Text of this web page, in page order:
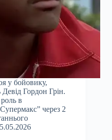
у бойовику,
Гордон Грін.
в
через 2